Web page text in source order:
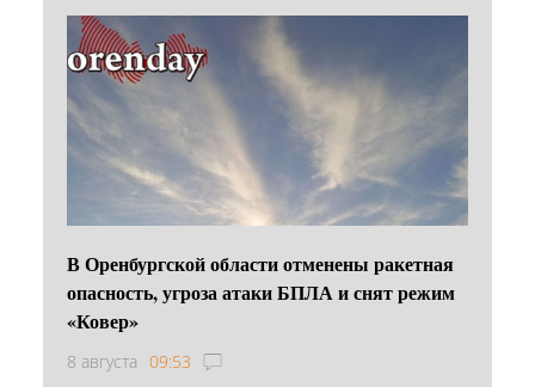
В Оренбургской области отменены ракетная
опасность, угроза атаки БПЛА и снят режим
«Ковер»
8 августа 09:53